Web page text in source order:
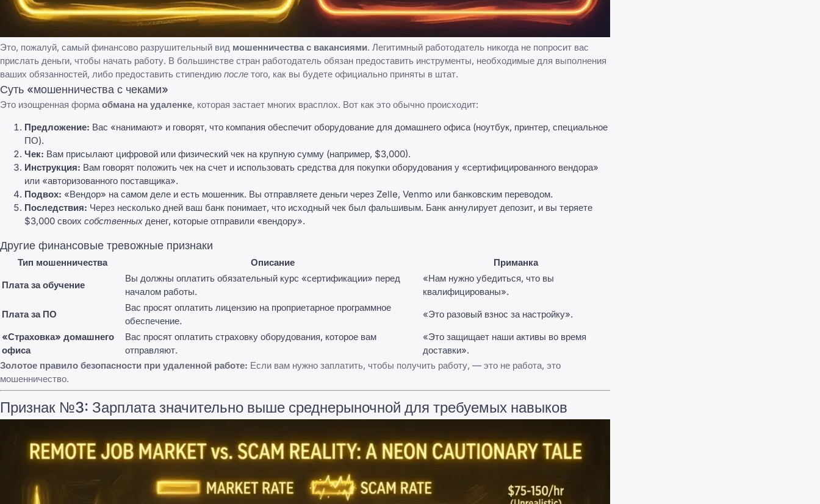
Это, пожалуй, самый финансово разрушительный вид мошенничества с вакансиями. Легитимный работодатель никогда не попросит вас
прислать деньги, чтобы начать работу. В большинстве стран работодатель обязан предоставить инструменты, необходимые для выполнения
ваших обязанностей, либо предоставить стипендию после того, как вы будете официально приняты в штат.
Суть «мошенничества с чеками»
Это изощренная форма обмана на удаленке, которая застает многих врасплох. Вот как это обычно происходит:
Предложение: Вас «нанимают» и говорят, что компания обеспечит оборудование для домашнего офиса (ноутбук, принтер, специальное
ПО).
Чек: Вам присылают цифровой или физический чек на крупную сумму (например, $3,000).
Инструкция: Вам говорят положить чек на счет и использовать средства для покупки оборудования у «сертифицированного вендора»
или «авторизованного поставщика».
Подвох: «Вендор» на самом деле и есть мошенник. Вы отправляете деньги через Zelle, Venmo или банковским переводом.
Последствия: Через несколько дней ваш банк понимает, что исходный чек был фальшивым. Банк аннулирует депозит, и вы теряете
$3,000 своих собственных денег, которые отправили «вендору».
Другие финансовые тревожные признаки
Тип мошенничества Описание
Приманка
Плата за обучение
Вы должны оплатить обязательный курс «сертификации» перед
началом работы.
«Нам нужно убедиться, что вы
квалифицированы».
Плата за ПО
Вас просят оплатить лицензию на проприетарное программное
обеспечение.
«Это разовый взнос за настройку».
«Страховка» домашнего
офиса
Вас просят оплатить страховку оборудования, которое вам
отправляют.
«Это защищает наши активы во время
доставки».
Золотое правило безопасности при удаленной работе: Если вам нужно заплатить, чтобы получить работу, — это не работа, это
мошенничество.
Признак №3: Зарплата значительно выше среднерыночной для требуемых навыков